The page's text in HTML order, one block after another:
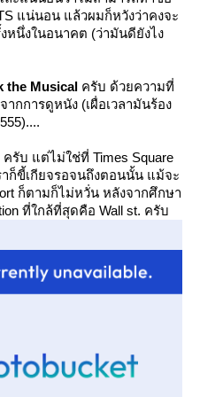
แน่นอน แล้วผมก็หวังว่าคงจะ
หนึ่งในอนาคต (ว่ามันดียังไง
the Musical ครับ ด้วยความที่
ากการดูหนัง (เผื่อเวลามันร้อง
รับ แต่ไม่ใช่ที่ Times Square
าก็ขี้เกียจรอจนถึงตอนนั้น แม้จะ
ก็ตามก็ไม่หวั่น หลังจากศึกษา
ที่ใกล้ที่สุดคือ Wall st. ครับ